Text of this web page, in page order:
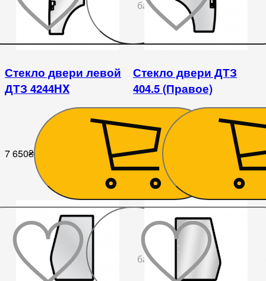
бажаного
Стекло двери левой
ДТЗ 4244HX
7 650₴
Стекло двери ДТЗ
404.5 (Правое)
6 750₴
бажаного